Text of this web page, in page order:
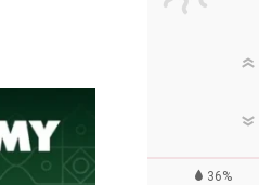
36%